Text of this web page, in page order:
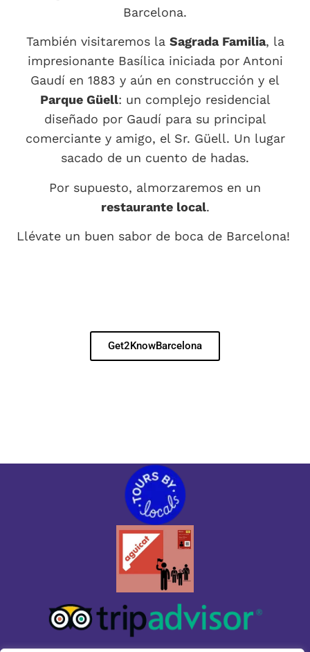
Barcelona.
También visitaremos la Sagrada Familia, la
impresionante Basílica iniciada por Antoni
Gaudí en 1883 y aún en construcción y el
Parque Güell: un complejo residencial
diseñado por Gaudí para su principal
comerciante y amigo, el Sr. Güell. Un lugar
sacado de un cuento de hadas.
Por supuesto, almorzaremos en un
restaurante local.
Llévate un buen sabor de boca de Barcelona!
Get2KnowBarcelona